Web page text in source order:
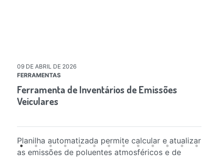
09 DE ABRIL DE 2026
FERRAMENTAS
Ferramenta de Inventários de Emissões
Veiculares
Planilha automatizada permite calcular e atualizar
as emissões de poluentes atmosféricos e de